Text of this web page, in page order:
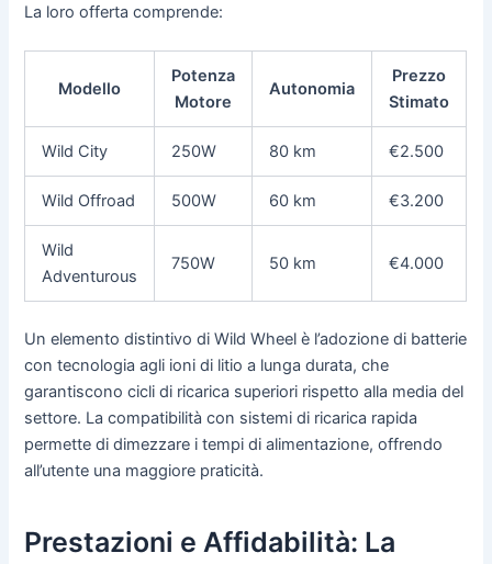
La loro offerta comprende:
Modello
Potenza
Motore
Autonomia
Prezzo
Stimato
Wild City 250W 80 km €2.500
Wild Offroad 500W 60 km €3.200
Wild
Adventurous
750W 50 km €4.000
Un elemento distintivo di Wild Wheel è l’adozione di batterie
con tecnologia agli ioni di litio a lunga durata, che
garantiscono cicli di ricarica superiori rispetto alla media del
settore. La compatibilità con sistemi di ricarica rapida
permette di dimezzare i tempi di alimentazione, offrendo
all’utente una maggiore praticità.
Prestazioni e Affidabilità: La